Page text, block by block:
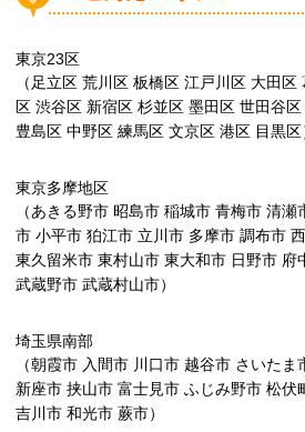
東京23区
（足立区 荒川区 板橋区 江戸川区 大田区
区 渋谷区 新宿区 杉並区 墨田区 世田谷
豊島区 中野区 練馬区 文京区 港区 目黒区
東京多摩地区
（あきる野市 昭島市 稲城市 青梅市 清
市 小平市 狛江市 立川市 多摩市 調布市
東久留米市 東村山市 東大和市 日野市 府
武蔵野市 武蔵村山市）
埼玉県南部
（朝霞市 入間市 川口市 越谷市 さいた
新座市 挟山市 富士見市 ふじみ野市 松伏
吉川市 和光市 蕨市）